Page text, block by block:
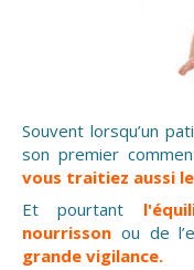
Souvent lorsqu’un
son premier
vous traitiez aussi
Et pourtant
nourrisson ou de
grande vigilance.